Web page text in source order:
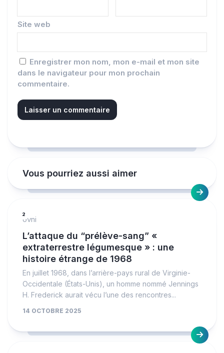
Site web
Enregistrer mon nom, mon e-mail et mon site
dans le navigateur pour mon prochain
commentaire.
Vous pourriez aussi aimer
2
ovni
L’attaque du “prélève-sang” «
extraterrestre légumesque » : une
histoire étrange de 1968
En juillet 1968, dans l’arrière-pays rural de Virginie-
Occidentale (États-Unis), un homme nommé Jennings
H. Frederick aurait vécu l’une des rencontres...
14 OCTOBRE 2025